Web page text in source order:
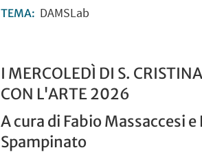
TEMA: DAMSLab
I MERCOLEDÌ DI S.
CON L'ARTE 2026
A cura di Fabio Massaccesi e
Spampinato